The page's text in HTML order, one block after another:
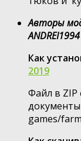
Авторы
ANDREI1994
Как
2019
Файл в
games/